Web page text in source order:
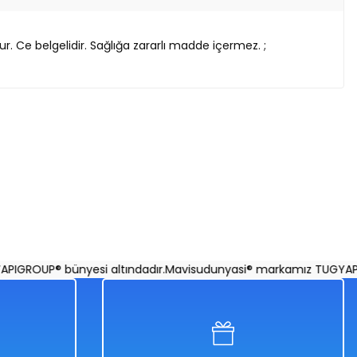
belgelidir. Sağlığa zararlı madde içermez. ;
Cm | Tabanca 20 Cm | Işıklı Sesli Kulaklıklı Oyun Seti
bünyesi altındadır.Mavisudunyasi® markamız